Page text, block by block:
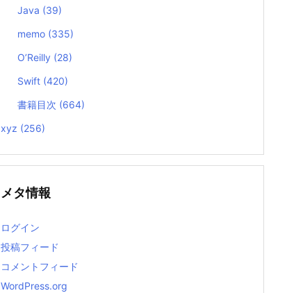
Java (39)
memo (335)
O’Reilly (28)
Swift (420)
書籍目次 (664)
xyz (256)
メタ情報
ログイン
投稿フィード
コメントフィード
WordPress.org